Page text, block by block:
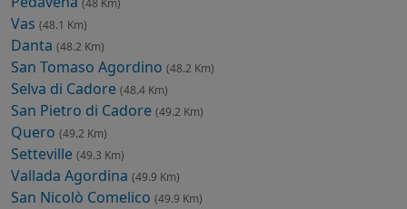
(48 Km)
Vas (48.1 Km)
Danta (48.2 Km)
San Tomaso Agordino (48.2 Km)
Selva di Cadore (48.4 Km)
San Pietro di Cadore (49.2 Km)
Quero (49.2 Km)
Setteville (49.3 Km)
Vallada Agordina (49.9 Km)
San Nicolò Comelico (49.9 Km)